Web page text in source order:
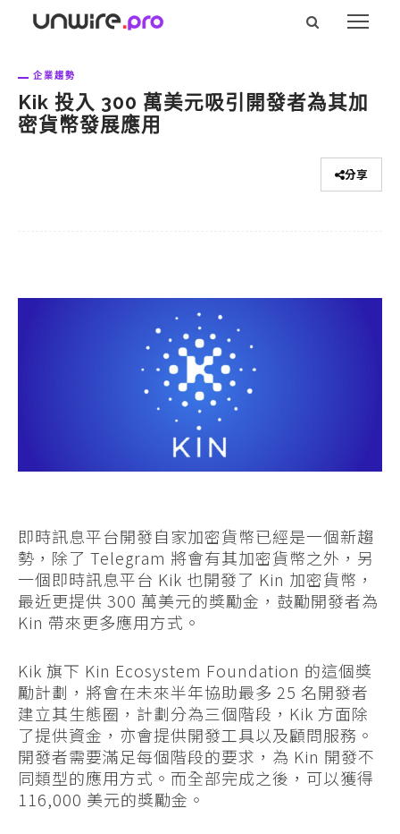
企業趨勢
Kik 投入 300 萬美元吸引開發者為其加
密貨幣發展應用
分享
即時訊息平台開發自家加密貨幣已經是一個新趨
勢，除了 Telegram 將會有其加密貨幣之外，另
一個即時訊息平台 Kik 也開發了 Kin 加密貨幣，
最近更提供 300 萬美元的獎勵金，鼓勵開發者為
Kin 帶來更多應用方式。
Kik 旗下 Kin Ecosystem Foundation 的這個獎
勵計劃，將會在未來半年協助最多 25 名開發者
建立其生態圈，計劃分為三個階段，Kik 方面除
了提供資金，亦會提供開發工具以及顧問服務。
開發者需要滿足每個階段的要求，為 Kin 開發不
同類型的應用方式。而全部完成之後，可以獲得
116,000 美元的獎勵金。